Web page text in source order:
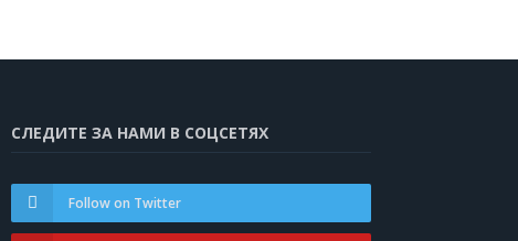
СЛЕДИТЕ ЗА НАМИ В СОЦСЕТЯХ
Follow on Twitter